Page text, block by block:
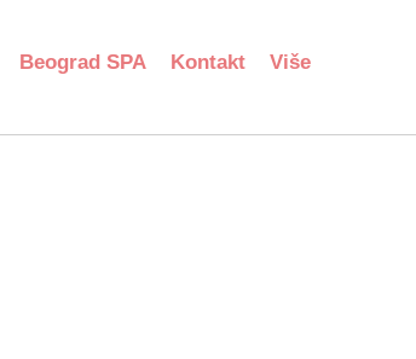
Beograd SPA Kontakt Više